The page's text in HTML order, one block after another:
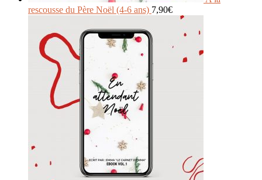
rescousse du Père Noël (4-6 ans) 7,90€